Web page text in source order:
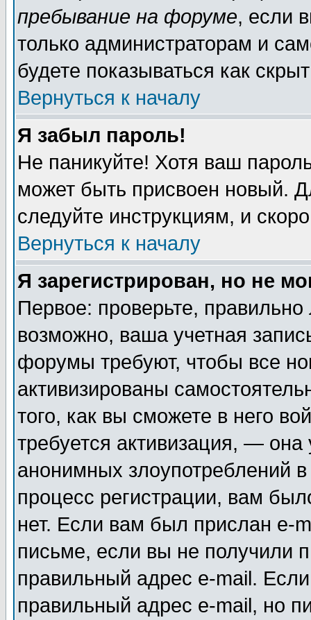
пребывание на форуме, если
только администраторам и
будете показываться как
Вернуться к началу
Я забыл пароль!
Не паникуйте! Хотя ваш
может быть присвоен новый.
следуйте инструкциям, и
Вернуться к началу
Я зарегистрирован, но не
Первое: проверьте,
возможно, ваша учетная
форумы требуют, чтобы все
активизированы
того, как вы сможете в него
требуется активизация, —
анонимных злоупотреблений
процесс регистрации, вам
нет. Если вам был прислан e-
письме, если вы не получили
правильный адрес e-mail.
правильный адрес e-mail, но